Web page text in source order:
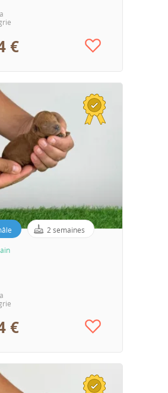
€
2 semaines
€